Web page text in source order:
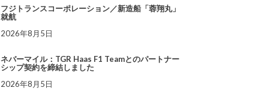
フジトランスコーポレーション／新造船「蓉翔丸」
就航
2026年8月5日
ネバーマイル：TGR Haas F1 Teamとのパートナー
シップ契約を締結しました
2026年8月5日